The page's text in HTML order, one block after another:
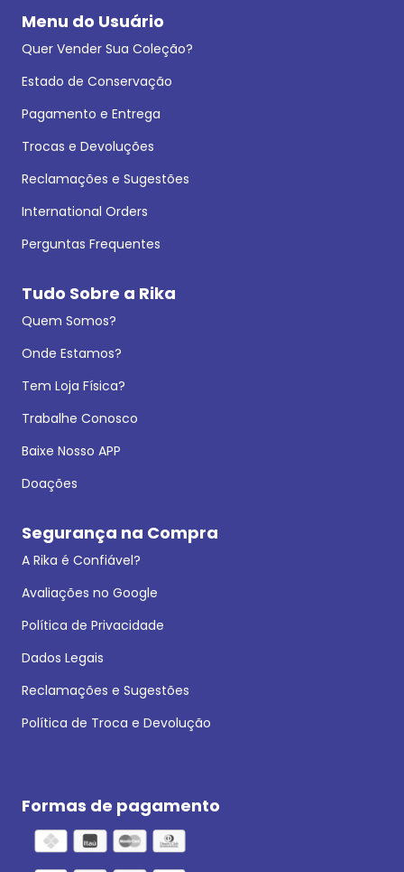
Menu do Usuário
Quer Vender Sua Coleção?
Estado de Conservação
Pagamento e Entrega
Trocas e Devoluções
Reclamações e Sugestões
International Orders
Perguntas Frequentes
Tudo Sobre a Rika
Quem Somos?
Onde Estamos?
Tem Loja Física?
Trabalhe Conosco
Baixe Nosso APP
Doações
Segurança na Compra
A Rika é Confiável?
Avaliações no Google
Política de Privacidade
Dados Legais
Reclamações e Sugestões
Política de Troca e Devolução
Formas de pagamento